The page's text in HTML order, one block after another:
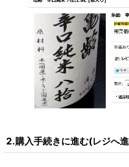
2.購入手続きに進む(レジへ